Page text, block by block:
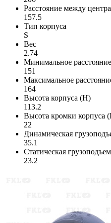
Расстояние между
157.5
Тип корпуса
S
Вес
2.74
Минимальное
151
Максимальное
164
Высота корпуса (H)
113.2
Высота кромки корпуса
22
Динамическая
35.1
Статическая
23.2